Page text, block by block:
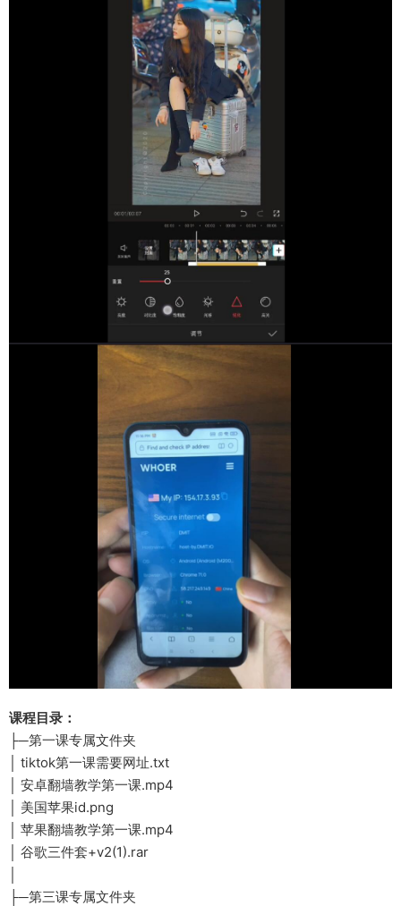
课程目录：
├─第一课专属文件夹
│ tiktok第一课需要网址.txt
│ 安卓翻墙教学第一课.mp4
│ 美国苹果id.png
│ 苹果翻墙教学第一课.mp4
│ 谷歌三件套+v2(1).rar
├─第三课专属文件夹